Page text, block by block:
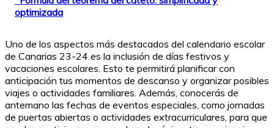
optimizada
Uno de los aspectos más destacados del calendario escolar
de Canarias 23-24 es la inclusión de días festivos y
vacaciones escolares. Esto te permitirá planificar con
anticipación tus momentos de descanso y organizar posibles
viajes o actividades familiares. Además, conocerás de
antemano las fechas de eventos especiales, como jornadas
de puertas abiertas o actividades extracurriculares, para que